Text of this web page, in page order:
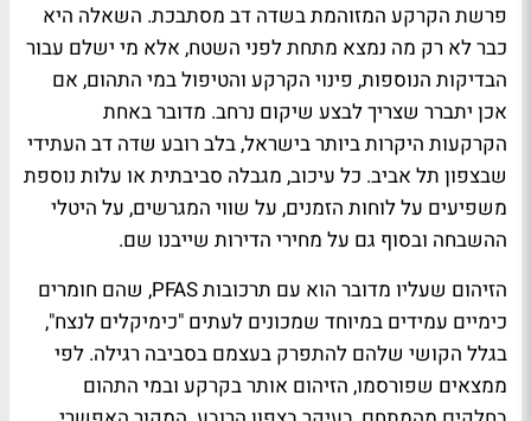
פרשת הקרקע המזוהמת בשדה דב מסתבכת. השאלה היא
כבר לא רק מה נמצא מתחת לפני השטח, אלא מי ישלם עבור
הבדיקות הנוספות, פינוי הקרקע והטיפול במי התהום, אם
אכן יתברר שצריך לבצע שיקום נרחב. מדובר באחת
הקרקעות היקרות ביותר בישראל, בלב רובע שדה דב העתידי
שבצפון תל אביב. כל עיכוב, מגבלה סביבתית או עלות נוספת
משפיעים על לוחות הזמנים, על שווי המגרשים, על היטלי
ההשבחה ובסוף גם על מחירי הדירות שייבנו שם.
הזיהום שעליו מדובר הוא עם תרכובות PFAS, שהם חומרים
כימיים עמידים במיוחד שמכונים לעתים "כימיקלים לנצח",
בגלל הקושי שלהם להתפרק בעצמם בסביבה רגילה. לפי
ממצאים שפורסמו, הזיהום אותר בקרקע ובמי התהום